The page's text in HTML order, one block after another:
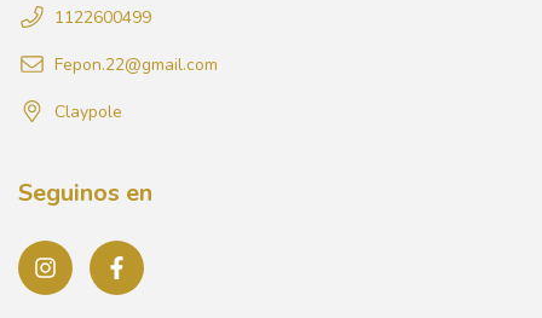
1122600499
Fepon.22@gmail.com
Claypole
Seguinos en